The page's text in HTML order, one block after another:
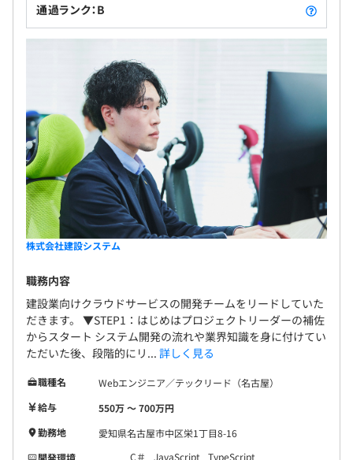
通過ランク：B
株式会社建設システム
職務内容
建設業向けクラウドサービスの開発チームをリードしていた
だきます。 ▼STEP1：はじめはプロジェクトリーダーの補佐
からスタート システム開発の流れや業界知識を身に付けてい
ただいた後、段階的にリ... 詳しく見る
職種名
Webエンジニア／テックリード（名古屋）
給与
550万 〜 700万円
勤務地
愛知県名古屋市中区栄1丁目8-16
C＃ JavaScript TypeScript